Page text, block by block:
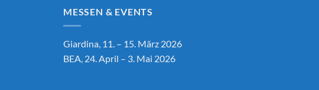
MESSEN & EVENTS
Giardina, 11. – 15. März 2026
BEA, 24. April – 3. Mai 2026